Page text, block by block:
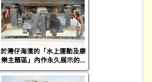
於灣仔海濱的「水上運動及康
樂主題區」內作永久展示的...